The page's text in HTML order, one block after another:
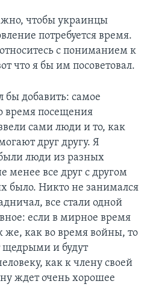
чтобы украинцы
потребуется время.
с пониманием к
что я бы им посоветовал.
бы добавить: самое
время посещения
сами люди и то, как
друг другу. Я
люди из разных
менее все друг с другом
было. Никто не занимался
все стали одной
если в мирное время
же, как во время войны, то
щедрыми и будут
как к члену своей
ждет очень хорошее